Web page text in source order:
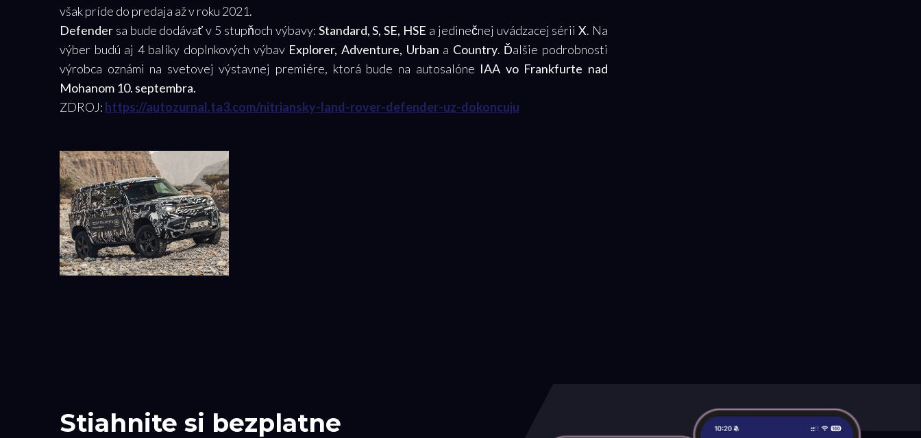
však príde do predaja až v roku 2021.
Defender sa bude dodávať v 5 stupňoch výbavy: Standard, S, SE, HSE a jedinečnej uvádzacej sériiX. Na
výber budú aj 4 balíky doplnkových výbavExplorer, Adventure, Urban a Country. Ďalšie podrobnosti
výrobca oznámi na svetovej výstavnej premiére, ktorá bude na autosalóne IAA vo Frankfurte nad
Mohanom 10. septembra.
ZDROJ: https://autozurnal.ta3.com/nitriansky-land-rover-defender-uz-dokoncuju
Stiahnite si bezplatne